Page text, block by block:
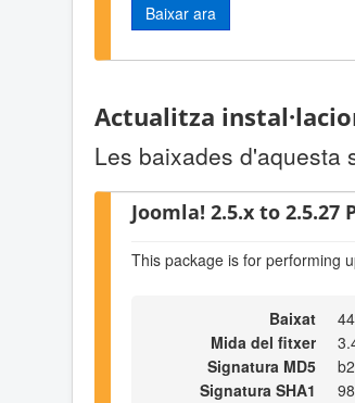
Baixar ara
Actualitza
Les baixades d'aquesta
Joomla! 2.5.x to 2.5.27
This package is for performing
Baixat
Mida del fitxer
Signatura MD5
Signatura SHA1